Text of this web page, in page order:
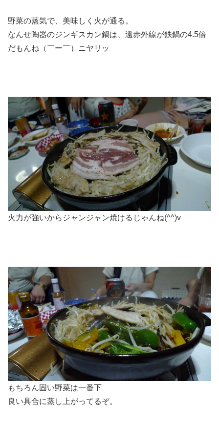
野菜の蒸気で、美味しく火が通る。
なんせ陶器のジンギスカン鍋は、遠赤外線が鉄鍋の4.5倍
だもんね（￣ー￣）ニヤリッ
火力が強いからジャンジャン焼けるじゃんね(^^)v
もちろん固い野菜は一番下
良い具合に蒸し上がってるぞ。